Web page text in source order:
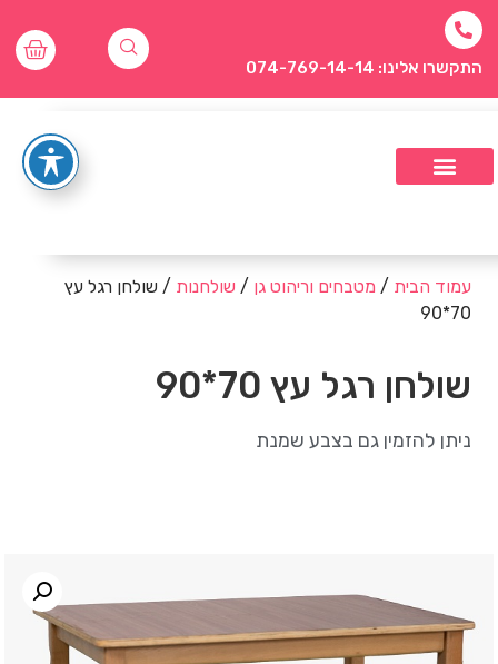
התקשרו אלינו: 074-769-14-14
עמוד הבית / מטבחים וריהוט גן / שולחנות / שולחן רגל עץ
70*90
שולחן רגל עץ 70*90
ניתן להזמין גם בצבע שמנת